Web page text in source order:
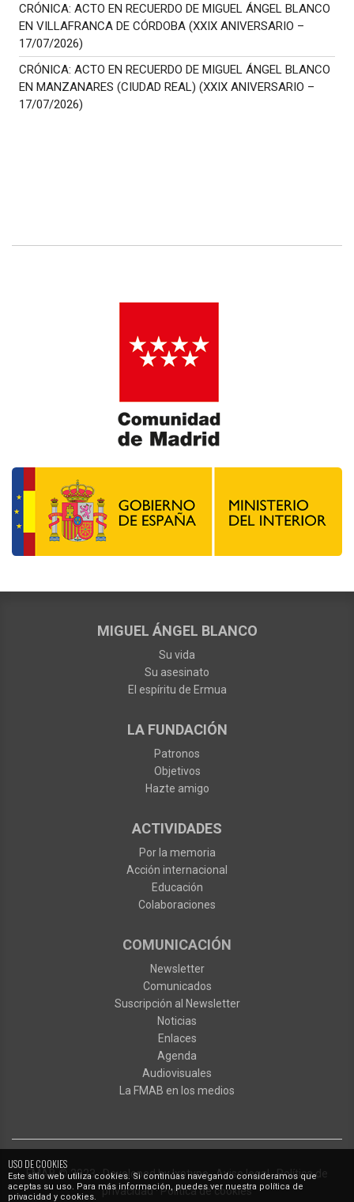
USO DE COOKIES
Este sitio web utiliza cookies. Si continúas navegando consideramos que
aceptas su uso. Para más información, puedes ver nuestra política de
privacidad y cookies.
CRÓNICA: ACTO EN RECUERDO DE MIGUEL ÁNGEL BLANCO
EN VILLAFRANCA DE CÓRDOBA (XXIX ANIVERSARIO –
17/07/2026)
CRÓNICA: ACTO EN RECUERDO DE MIGUEL ÁNGEL BLANCO
EN MANZANARES (CIUDAD REAL) (XXIX ANIVERSARIO –
17/07/2026)
MIGUEL ÁNGEL BLANCO
Su vida
Su asesinato
El espíritu de Ermua
LA FUNDACIÓN
Patronos
Objetivos
Hazte amigo
ACTIVIDADES
Por la memoria
Acción internacional
Educación
Colaboraciones
COMUNICACIÓN
Newsletter
Comunicados
Suscripción al Newsletter
Noticias
Enlaces
Agenda
Audiovisuales
La FMAB en los medios
FMAB© 2023·Developed byIxotype·Aviso legal·Política de
privacidad·Política de cookies